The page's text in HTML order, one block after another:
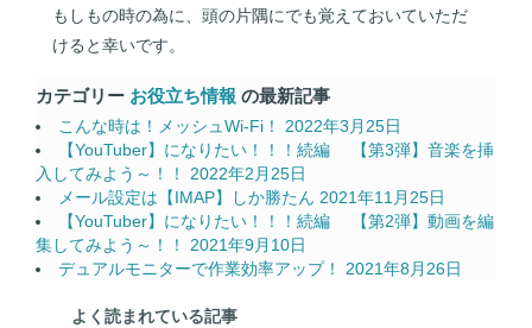
もしもの時の為に、頭の片隅にでも覚えておいていただ
けると幸いです。
カテゴリー お役立ち情報 の最新記事
こんな時は！メッシュWi-Fi！ 2022年3月25日
【YouTuber】になりたい！！！続編 【第3弾】音楽を挿
入してみよう～！！ 2022年2月25日
メール設定は【IMAP】しか勝たん 2021年11月25日
【YouTuber】になりたい！！！続編 【第2弾】動画を編
集してみよう～！！ 2021年9月10日
デュアルモニターで作業効率アップ！ 2021年8月26日
よく読まれている記事